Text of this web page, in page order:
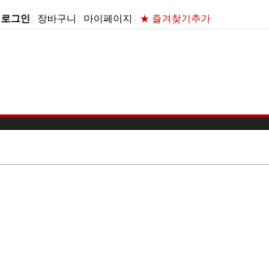
로그인 장바구니 마이페이지 ★ 즐겨찾기추가